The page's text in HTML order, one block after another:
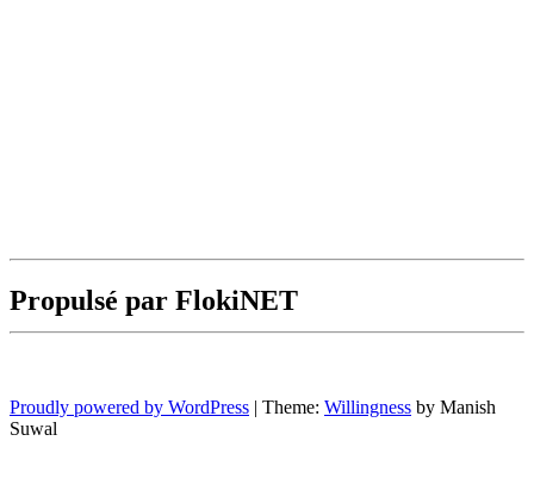
Propulsé par FlokiNET
Proudly powered by WordPress | Theme: Willingness by Manish
Suwal